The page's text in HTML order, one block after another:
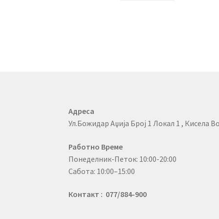
Адреса
Ул.Божидар Аџија Број 1 Локал 1 , Кисела
Работно Време
Понеделник-Петок: 10:00-20:00
Сабота: 10:00–15:00
Контакт : 077/884-900